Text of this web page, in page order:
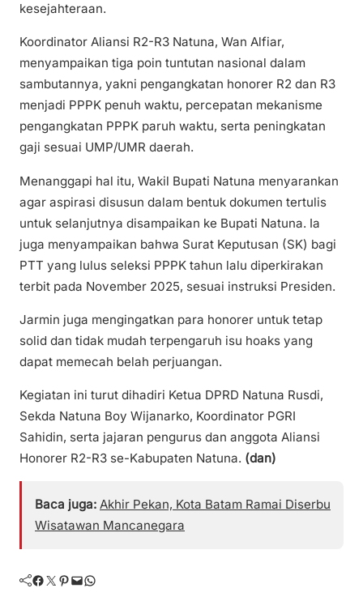
kesejahteraan.
Koordinator Aliansi R2-R3 Natuna, Wan Alfiar,
menyampaikan tiga poin tuntutan nasional dalam
sambutannya, yakni pengangkatan honorer R2 dan R3
menjadi PPPK penuh waktu, percepatan mekanisme
pengangkatan PPPK paruh waktu, serta peningkatan
gaji sesuai UMP/UMR daerah.
Menanggapi hal itu, Wakil Bupati Natuna menyarankan
agar aspirasi disusun dalam bentuk dokumen tertulis
untuk selanjutnya disampaikan ke Bupati Natuna. Ia
juga menyampaikan bahwa Surat Keputusan (SK) bagi
PTT yang lulus seleksi PPPK tahun lalu diperkirakan
terbit pada November 2025, sesuai instruksi Presiden.
Jarmin juga mengingatkan para honorer untuk tetap
solid dan tidak mudah terpengaruh isu hoaks yang
dapat memecah belah perjuangan.
Kegiatan ini turut dihadiri Ketua DPRD Natuna Rusdi,
Sekda Natuna Boy Wijanarko, Koordinator PGRI
Sahidin, serta jajaran pengurus dan anggota Aliansi
Honorer R2-R3 se-Kabupaten Natuna. (dan)
Baca juga: Akhir Pekan, Kota Batam Ramai Diserbu
Wisatawan Mancanegara
Facebook Twitter Pinterest Mail WhatsApp